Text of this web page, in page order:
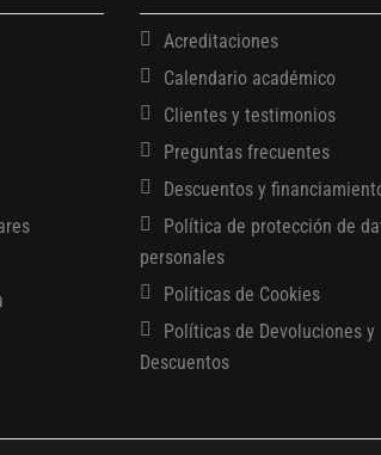
Acreditaciones
Calendario académico
Clientes y testimonios
Preguntas frecuentes
Descuentos y
Política de protección de
personales
Políticas de Cookies
Políticas de Devoluciones y
Descuentos